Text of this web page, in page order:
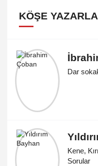
KÖŞE
Dar
Kene,
Sorular